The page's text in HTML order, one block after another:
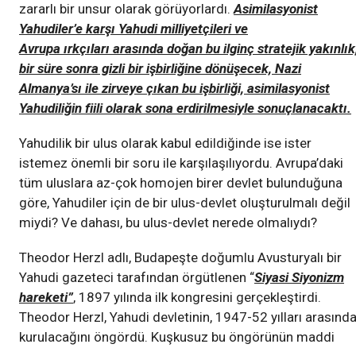
zararlı bir unsur olarak görüyorlardı.Asimilasyonist
Yahudiler’e karşı Yahudi milliyetçileri ve
Avrupa ırkçıları arasında doğan bu ilginç stratejik
bir süre sonra gizli bir işbirliğine dönüşecek, Nazi
Almanya’sı ile zirveye çıkan bu işbirliği, asimilasyonist
Yahudiliğin fiili olarak sona erdirilmesiyle sonuçlanacaktı.
Yahudilik bir ulus olarak kabul edildiğinde ise ister
istemez önemli bir soru ile karşılaşılıyordu. Avrupa’daki
tüm uluslara az-çok homojen birer devlet bulunduğuna
göre, Yahudiler için de bir ulus-devlet oluşturulmalı değil
miydi? Ve dahası, bu ulus-devlet nerede olmalıydı?
Theodor Herzl adlı, Budapeşte doğumlu Avusturyalı bir
Yahudi gazeteci tarafından örgütlenen “Siyasi Siyonizm
hareketi”, 1897 yılında ilk kongresini gerçekleştirdi.
Theodor Herzl, Yahudi devletinin, 1947-52 yılları arasında
kurulacağını öngördü. Kuşkusuz bu öngörünün maddi